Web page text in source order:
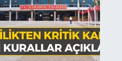
Süper Lig Puan Durumu
Tüm Manşetler